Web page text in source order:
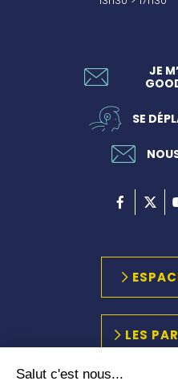
Salut c'est nous...
JE
SE
LES